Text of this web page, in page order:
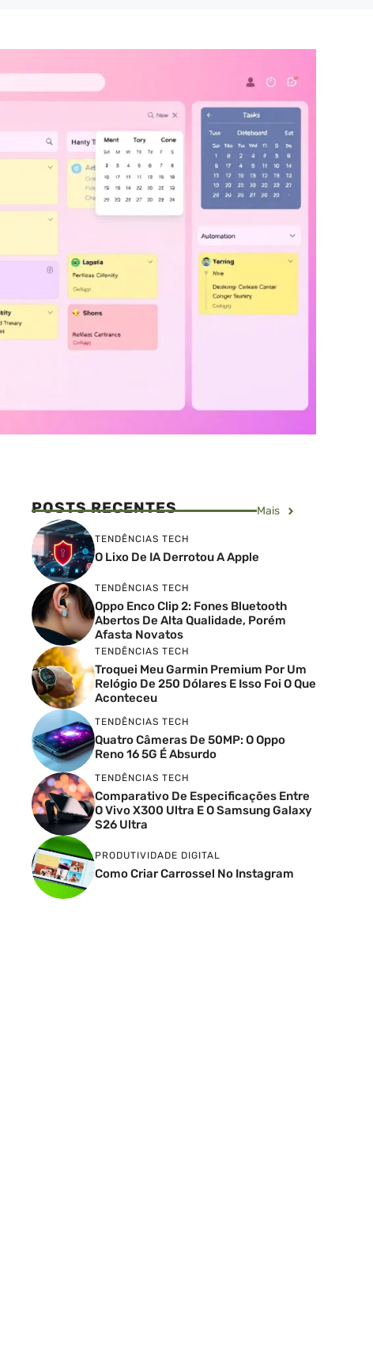
POSTS RECENTES Mais
TENDÊNCIAS TECH
O Lixo De IA Derrotou A Apple
TENDÊNCIAS TECH
Oppo Enco Clip 2: Fones Bluetooth
Abertos De Alta Qualidade, Porém
Afasta Novatos
TENDÊNCIAS TECH
Troquei Meu Garmin Premium Por Um
Relógio De 250 Dólares E Isso Foi O Que
Aconteceu
TENDÊNCIAS TECH
Quatro Câmeras De 50MP: O Oppo
Reno 16 5G É Absurdo
TENDÊNCIAS TECH
Comparativo De Especificações Entre
O Vivo X300 Ultra E O Samsung Galaxy
S26 Ultra
PRODUTIVIDADE DIGITAL
Como Criar Carrossel No Instagram